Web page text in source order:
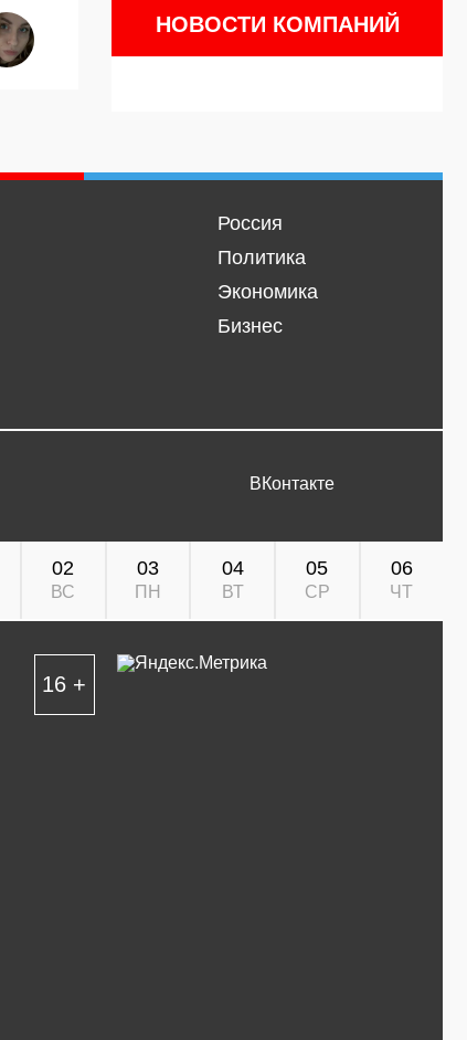
НОВОСТИ КОМПАНИЙ
Россия
Политика
Экономика
Бизнес
ВКонтакте
02
ВС
03
ПН
04
ВТ
05
СР
06
ЧТ
16 +